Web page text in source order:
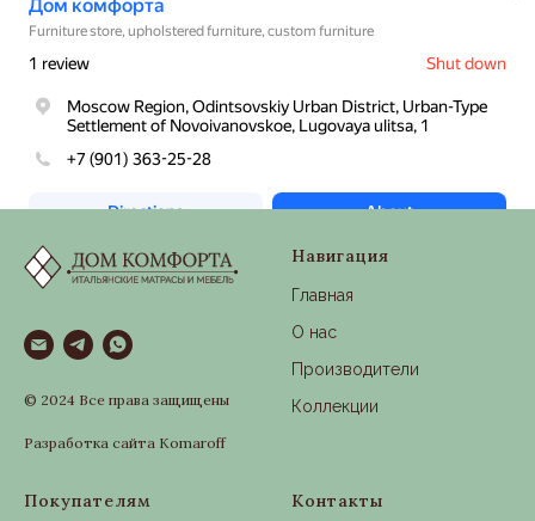
© 2024 Все права защищены
Разработка сайта Komaroff
Навигация
Главная
О нас
Производители
Коллекции
Покупателям Контакты